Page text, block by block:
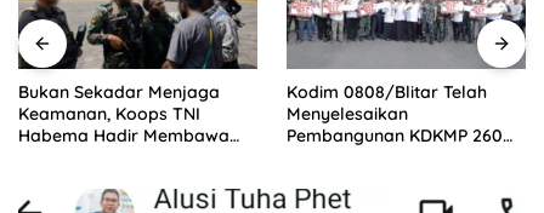
Bukan Sekadar Menjaga
Keamanan, Koops TNI
Habema Hadir Membawa
Papua Tengah
Kodim 0808/Blitar Telah
Menyelesaikan
Pembangunan KDKMP 260
Indonesia